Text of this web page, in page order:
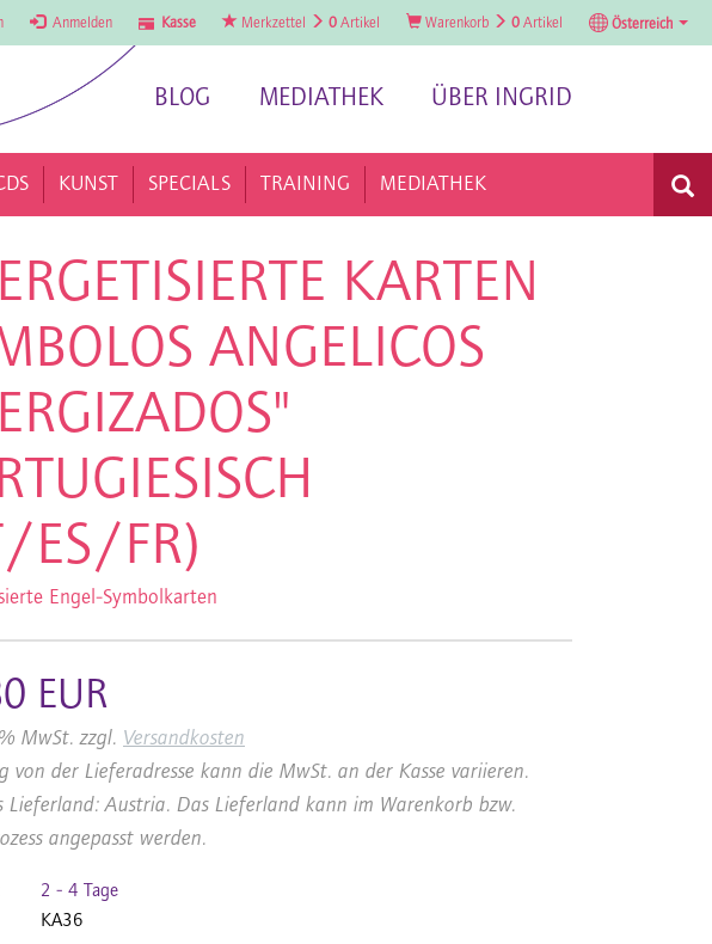
Anmelden Kasse Merkzettel 0 Artikel Warenkorb 0 Artikel Österreich
BLOG MEDIATHEK ÜBER INGRID
KUNST SPECIALS TRAINING MEDIATHEK
KARTEN
ANGELICOS
ES/FR)
Engel-Symbolkarten
EUR
MwSt. zzgl. Versandkosten
von der Lieferadresse kann die MwSt. an der Kasse variieren.
Lieferland: Austria. Das Lieferland kann im Warenkorb bzw.
angepasst werden.
2 - 4 Tage
KA36